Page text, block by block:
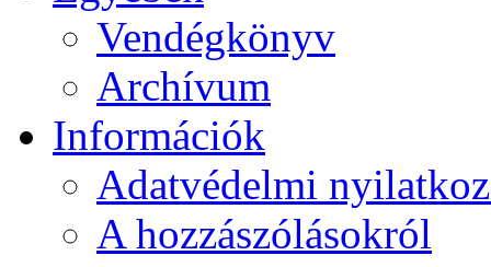
Vendégkönyv
Archívum
Információk
Adatvédelmi
A hozzászólásokról